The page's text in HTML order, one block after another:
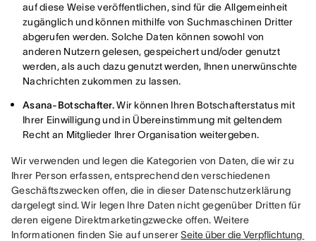
auf diese Weise veröffentlichen, sind für die Allgemeinheit
zugänglich und können mithilfe von Suchmaschinen Dritter
abgerufen werden. Solche Daten können sowohl von
anderen Nutzern gelesen, gespeichert und/oder genutzt
werden, als auch dazu genutzt werden, Ihnen unerwünschte
Nachrichten zukommen zu lassen.
Asana-Botschafter.Wir können Ihren Botschafterstatus mit
Ihrer Einwilligung und in Übereinstimmung mit geltendem
Recht an Mitglieder Ihrer Organisation weitergeben.
Wir verwenden und legen die Kategorien von Daten, die wir zu
Ihrer Person erfassen, entsprechend den verschiedenen
Geschäftszwecken offen, die in dieser Datenschutzerklärung
dargelegt sind. Wir legen Ihre Daten nicht gegenüber Dritten für
deren eigene Direktmarketingzwecke offen. Weitere
Informationen finden Sie auf unserer Seite über die Verpflichtung